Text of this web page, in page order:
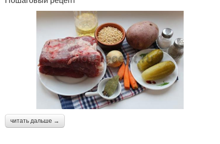
читать дальше →